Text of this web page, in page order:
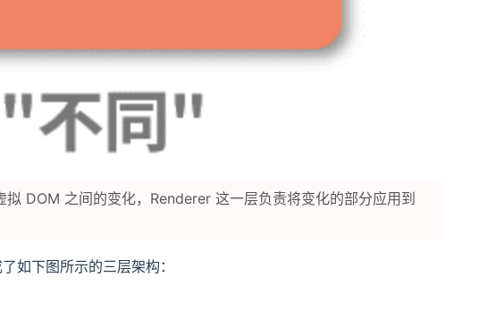
DOM 之间的变化，Renderer 这一层负责将变化的部分应用到
如下图所示的三层架构：